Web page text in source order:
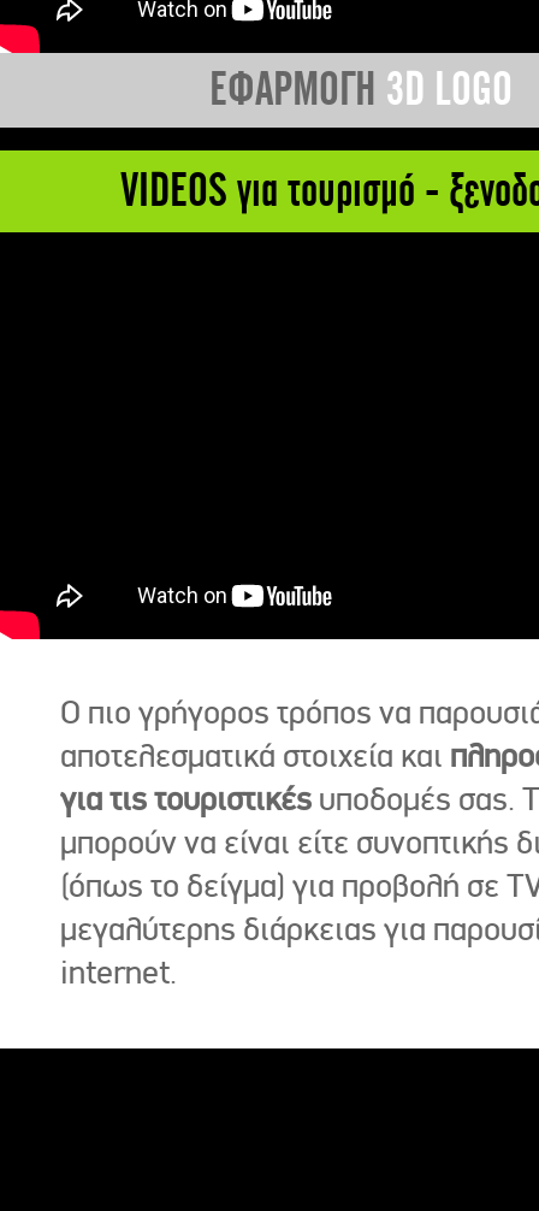
ΕΦΑΡΜΟΓΗ 3D LOGO
VIDEOS για τουρισμό -
Ο πιο γρήγορος τρόπος να
αποτελεσματικά στοιχεία και
για τις τουριστικές υποδομές σας.
μπορούν να είναι είτε συνοπτικής
(όπως το δείγμα) για προβολή σε
μεγαλύτερης διάρκειας για
internet.